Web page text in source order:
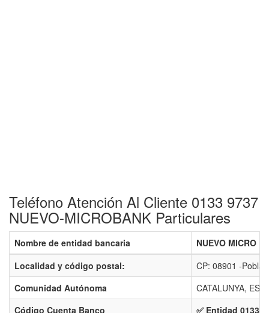
Teléfono Atención Al Cliente 0133 9737
NUEVO-MICROBANK Particulares
Nombre de entidad bancaria
NUEVO MICRO
Localidad y código postal:
CP: 08901 -
Comunidad Autónoma
CATALUNYA, ES-
Código Cuenta Banco
✅ Entidad 0133 -